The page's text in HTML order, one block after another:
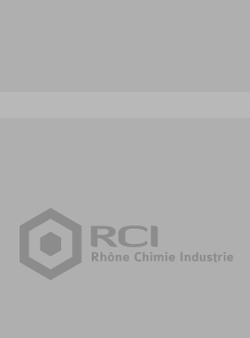
En savoir plus